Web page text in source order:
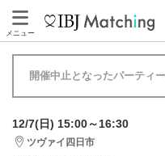
メニュー
開催中止となったパーティ
12/7(日) 15:00～16:30
ツヴァイ四日市